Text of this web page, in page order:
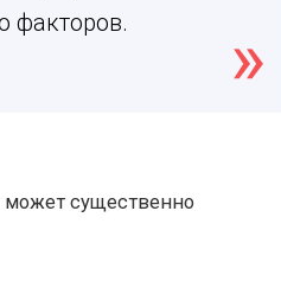
факторов.
может существенно